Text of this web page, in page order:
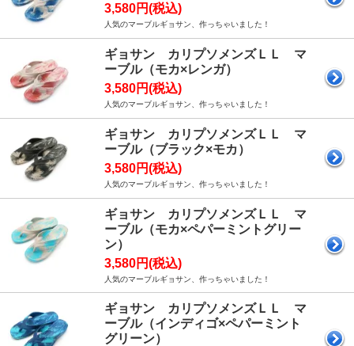
3,580円(税込)
人気のマーブルギョサン、作っちゃいました！
ギョサン カリプソメンズＬＬ マ
ーブル（モカ×レンガ）
3,580円(税込)
人気のマーブルギョサン、作っちゃいました！
ギョサン カリプソメンズＬＬ マ
ーブル（ブラック×モカ）
3,580円(税込)
人気のマーブルギョサン、作っちゃいました！
ギョサン カリプソメンズＬＬ マ
ーブル（モカ×ペパーミントグリー
ン）
3,580円(税込)
人気のマーブルギョサン、作っちゃいました！
ギョサン カリプソメンズＬＬ マ
ーブル（インディゴ×ペパーミント
グリーン）